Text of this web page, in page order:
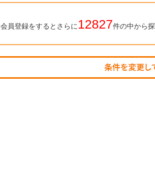
会員登録をするとさらに 12827件の中から探